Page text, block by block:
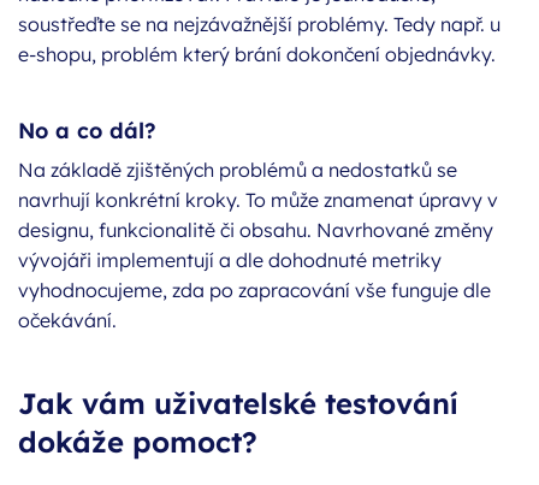
soustřeďte se na nejzávažnější problémy. Tedy např. u
e-shopu, problém který brání dokončení objednávky.
No a co dál?
Na základě zjištěných problémů a nedostatků se
navrhují konkrétní kroky. To může znamenat úpravy v
designu, funkcionalitě či obsahu. Navrhované změny
vývojáři implementují a dle dohodnuté metriky
vyhodnocujeme, zda po zapracování vše funguje dle
očekávání.
Jak vám uživatelské testování
dokáže pomoct?